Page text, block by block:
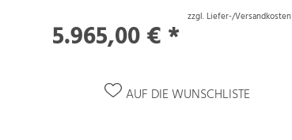
5.965,00 € *
zzgl. Liefer-/Versandkosten
AUF DIE WUNSCHLISTE